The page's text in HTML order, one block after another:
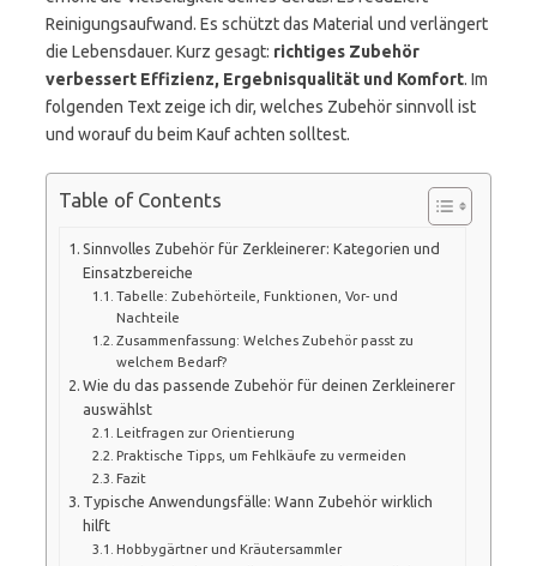
Reinigungsaufwand. Es schützt das Material und verlängert
die Lebensdauer. Kurz gesagt: richtiges Zubehör
verbessert Effizienz, Ergebnisqualität und Komfort. Im
folgenden Text zeige ich dir, welches Zubehör sinnvoll ist
und worauf du beim Kauf achten solltest.
Table of Contents
Sinnvolles Zubehör für Zerkleinerer: Kategorien und
Einsatzbereiche
Tabelle: Zubehörteile, Funktionen, Vor- und
Nachteile
Zusammenfassung: Welches Zubehör passt zu
welchem Bedarf?
Wie du das passende Zubehör für deinen Zerkleinerer
auswählst
Leitfragen zur Orientierung
Praktische Tipps, um Fehlkäufe zu vermeiden
Fazit
Typische Anwendungsfälle: Wann Zubehör wirklich
hilft
Hobbygärtner und Kräutersammler